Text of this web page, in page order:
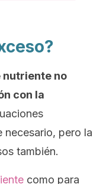
nutriente no
con la
necesario, pero la
también.
como para